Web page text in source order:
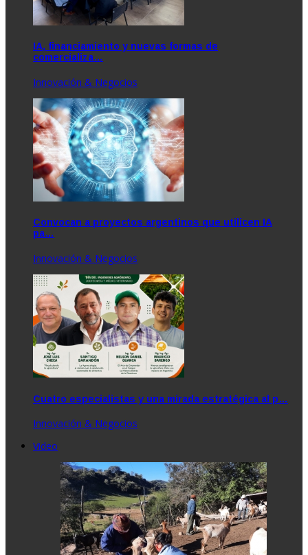
IA, financiamiento y nuevas formas de
comercializa…
Innovación & Negocios
Convocan a proyectos argentinos que utilicen IA
pa…
Innovación & Negocios
Cuatro especialistas y una mirada estratégica al p…
Innovación & Negocios
Video